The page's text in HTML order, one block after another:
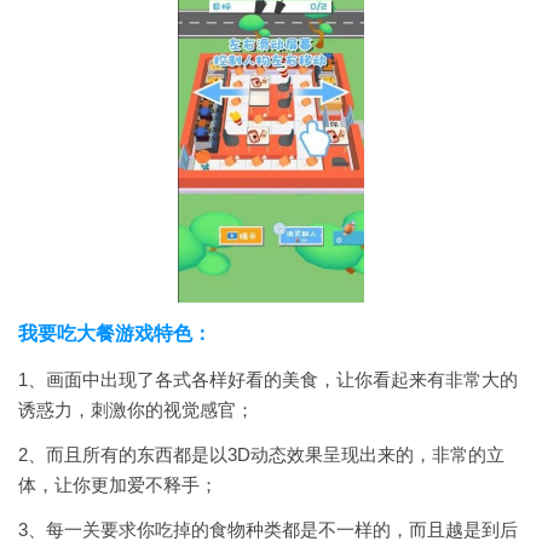
我要吃大餐游戏特色：
1、画面中出现了各式各样好看的美食，让你看起来有非常大的
诱惑力，刺激你的视觉感官；
2、而且所有的东西都是以3D动态效果呈现出来的，非常的立
体，让你更加爱不释手；
3、每一关要求你吃掉的食物种类都是不一样的，而且越是到后